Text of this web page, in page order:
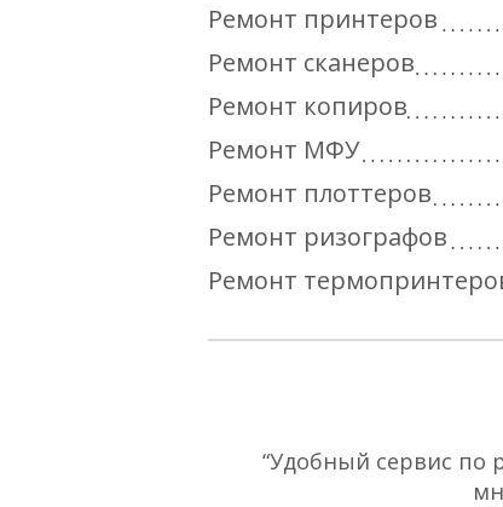
Ремонт принтеров
Ремонт сканеров
Ремонт копиров
Ремонт МФУ
Ремонт плоттеров
Ремонт ризографов
Ремонт
“Удобный сервис по